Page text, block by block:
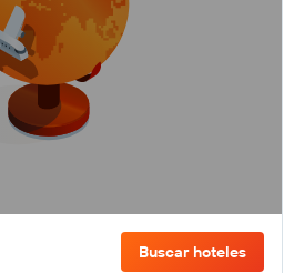
Buscar hoteles